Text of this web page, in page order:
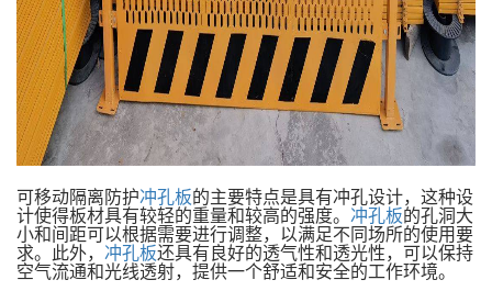
可移动隔离防护冲孔板的主要特点是具有冲孔设计，这种设
计使得板材具有较轻的重量和较高的强度。 冲孔板的孔洞大
小和间距可以根据需要进行调整，以满足不同场所的使用要
求。此外， 冲孔板还具有良好的透气性和透光性，可以保持
空气流通和光线透射，提供一个舒适和安全的工作环境。